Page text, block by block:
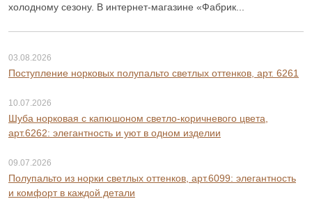
холодному сезону. В интернет-магазине «Фабрик...
03.08.2026
Поступление норковых полупальто светлых оттенков, арт. 6261
10.07.2026
Шуба норковая с капюшоном светло-коричневого цвета,
арт.6262: элегантность и уют в одном изделии
09.07.2026
Полупальто из норки светлых оттенков, арт.6099: элегантность
и комфорт в каждой детали